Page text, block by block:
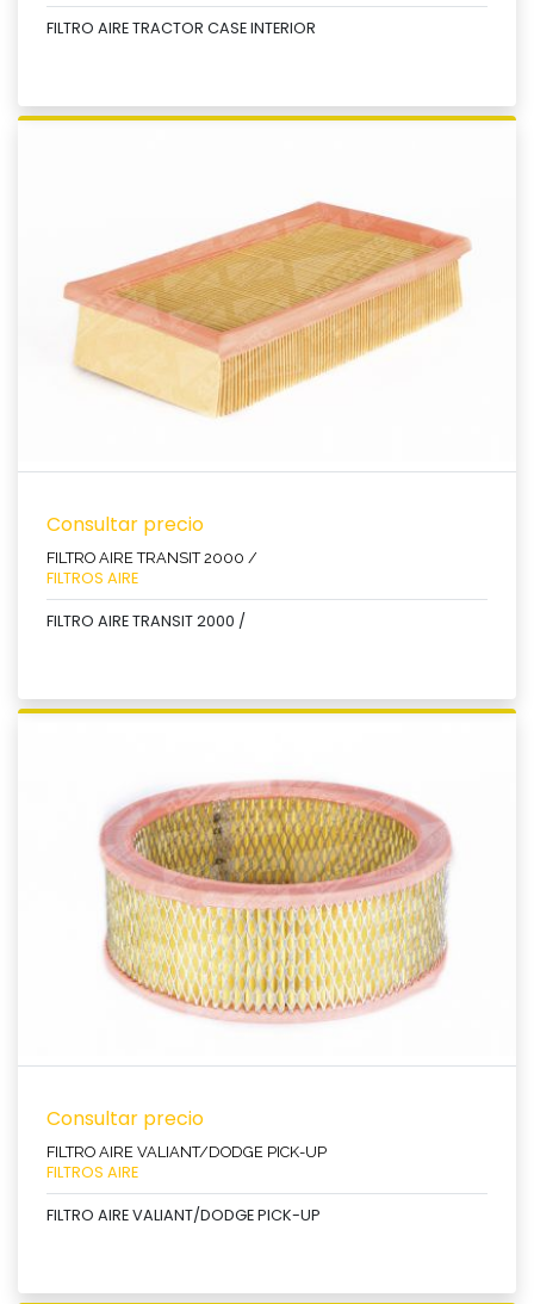
FILTRO AIRE TRACTOR CASE INTERIOR
Ver producto
Consultar precio
FILTRO AIRE TRANSIT 2000 /
FILTROS AIRE
FILTRO AIRE TRANSIT 2000 /
Ver producto
Consultar precio
FILTRO AIRE VALIANT/DODGE PICK-UP
FILTROS AIRE
FILTRO AIRE VALIANT/DODGE PICK-UP